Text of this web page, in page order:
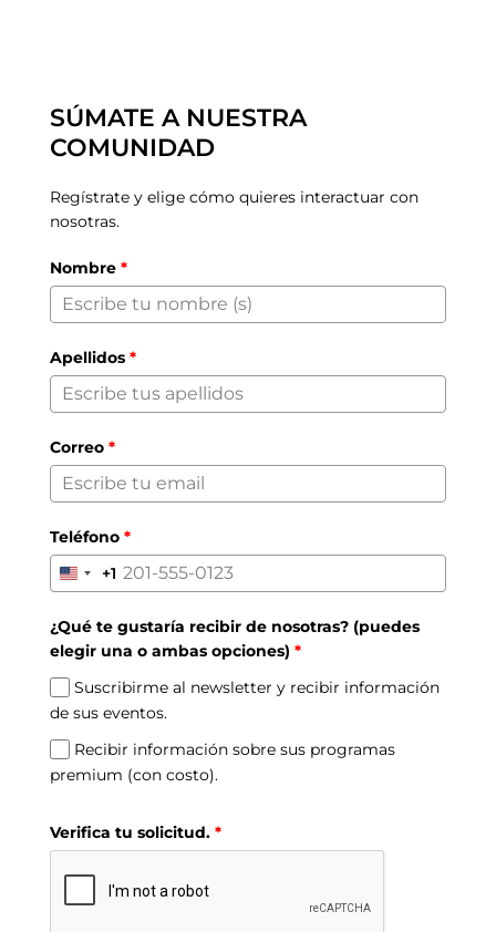
SÚMATE A NUESTRA
COMUNIDAD
Regístrate y elige cómo quieres interactuar con
nosotras.
Nombre *
Apellidos *
Correo *
Teléfono *
United
+1
+1
¿Qué te gustaría recibir de nosotras? (puedes
elegir una o ambas opciones) *
Suscribirme al newsletter y recibir información
de sus eventos.
Recibir información sobre sus programas
premium (con costo).
Verifica tu solicitud. *